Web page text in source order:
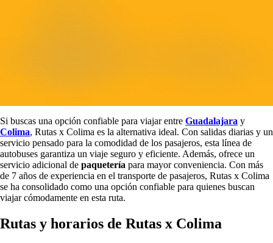
Si buscas una opción confiable para viajar entre Guadalajara y
Colima, Rutas x Colima es la alternativa ideal. Con salidas diarias y un
servicio pensado para la comodidad de los pasajeros, esta línea de
autobuses garantiza un viaje seguro y eficiente. Además, ofrece un
servicio adicional de paquetería para mayor conveniencia. Con más
de 7 años de experiencia en el transporte de pasajeros, Rutas x Colima
se ha consolidado como una opción confiable para quienes buscan
viajar cómodamente en esta ruta.
Rutas y horarios de Rutas x Colima